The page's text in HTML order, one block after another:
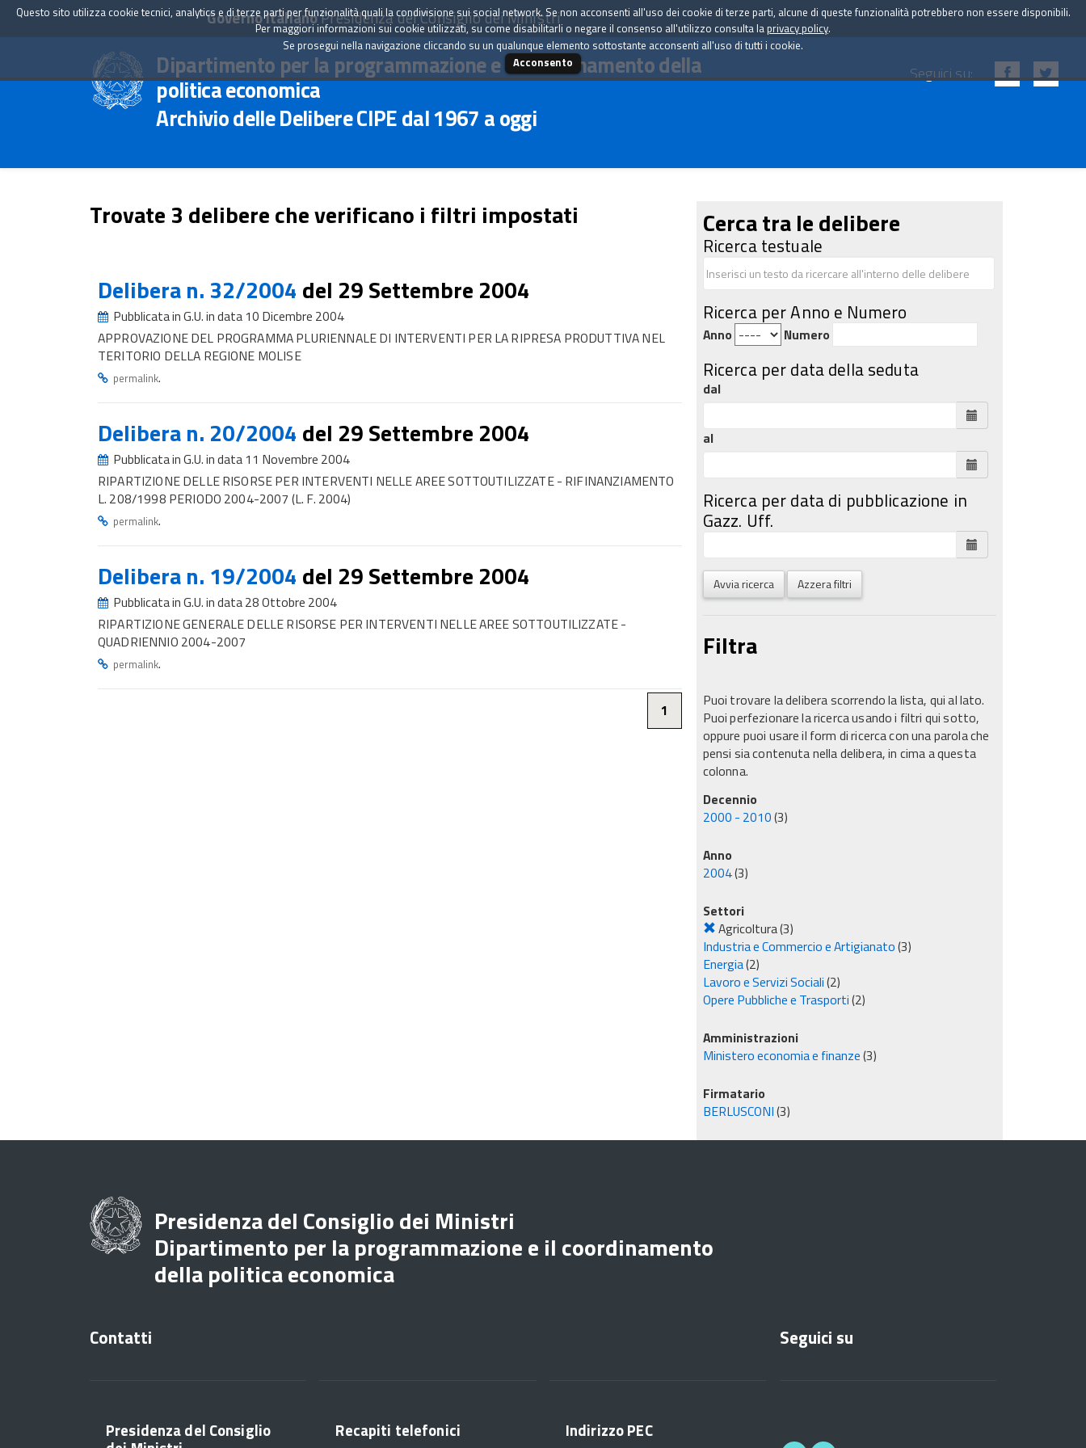
Governo ItalianoPresidenza del Consiglio dei Ministri
Dipartimento per la programmazione e il coordinamento della
politica economica
Archivio delle Delibere CIPE dal 1967 a oggi
Seguici su:
Trovate 3 delibere che verificano i filtri impostati
Delibera n. 32/2004 del 29 Settembre 2004
Pubblicata in G.U. in data 10 Dicembre 2004
APPROVAZIONE DEL PROGRAMMA PLURIENNALE DI INTERVENTI PER LA RIPRESA PRODUTTIVA NEL
TERITORIO DELLA REGIONE MOLISE
permalink.
Delibera n. 20/2004 del 29 Settembre 2004
Pubblicata in G.U. in data 11 Novembre 2004
RIPARTIZIONE DELLE RISORSE PER INTERVENTI NELLE AREE SOTTOUTILIZZATE - RIFINANZIAMENTO
L. 208/1998 PERIODO 2004-2007 (L. F. 2004)
permalink.
Delibera n. 19/2004 del 29 Settembre 2004
Pubblicata in G.U. in data 28 Ottobre 2004
RIPARTIZIONE GENERALE DELLE RISORSE PER INTERVENTI NELLE AREE SOTTOUTILIZZATE -
QUADRIENNIO 2004-2007
permalink.
1
Cerca tra le delibere
Ricerca testuale
Ricerca per Anno e Numero
Anno Numero
Ricerca per data della seduta
dal
al
Ricerca per data di pubblicazione in
Gazz. Uff.
Avvia ricerca Azzera filtri
Filtra
Puoi trovare la delibera scorrendo la lista, qui al lato.
Puoi perfezionare la ricerca usando i filtri qui sotto,
oppure puoi usare il form di ricerca con una parola che
pensi sia contenuta nella delibera, in cima a questa
colonna.
Decennio
2000 - 2010(3)
Anno
2004(3)
Settori
Agricoltura(3)
Industria e Commercio e Artigianato(3)
Energia(2)
Lavoro e Servizi Sociali(2)
Opere Pubbliche e Trasporti(2)
Amministrazioni
Ministero economia e finanze(3)
Firmatario
BERLUSCONI(3)
Questo sito utilizza cookie tecnici, analytics e di terze parti per funzionalità quali la condivisione sui social network. Se non acconsenti all'uso dei cookie di terze parti, alcune di queste funzionalità potrebbero non essere disponibili.
Per maggiori informazioni sui cookie utilizzati, su come disabilitarli o negare il consenso all'utilizzo consulta la privacy policy.
Se prosegui nella navigazione cliccando su un qualunque elemento sottostante acconsenti all'uso di tutti i cookie.
Acconsento
Presidenza del Consiglio dei Ministri
Dipartimento per la programmazione e il coordinamento
della politica economica
Contatti
Presidenza del Consiglio Recapiti telefonici Indirizzo PEC
Seguici su